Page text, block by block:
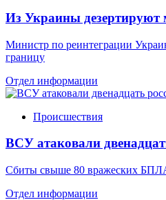
Из Украины дезертируют
Министр по реинтеграции
границу
Отдел информации
Происшествия
ВСУ атаковали
Сбиты свыше 80 вражеских
Отдел информации